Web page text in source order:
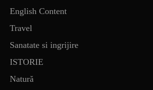
English Content
Travel
Sanatate si ingrijire
ISTORIE
Natură